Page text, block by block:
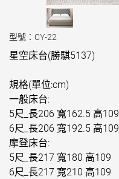
型號：CY-22
星空床台(勝騏5137)
規格(單位:cm)
一般床台:
5尺_長206 寬162.5 高109
6尺_長206 寬192.5 高109
摩登床台:
5尺_長217 寬180 高109
6尺_長217 寬210 高109